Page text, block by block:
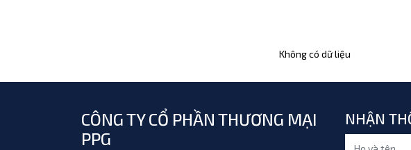
Không có dữ liệu
CÔNG TY CỔ PHẦN THƯƠNG MẠI
PPG
NHẬN